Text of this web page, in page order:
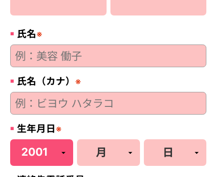
氏名※
氏名（カナ） ※
生年月日※